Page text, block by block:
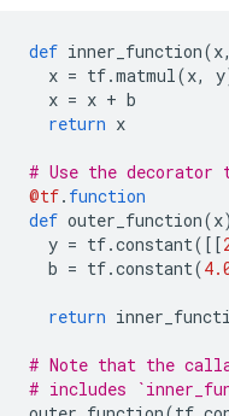
def inner_function(x,
x = tf.matmul(x, y
x = x + b
return x
# Use the decorator
@tf. function
def outer_function(x
y = tf.constant([[
b = tf.constant(
return
# Note that the
# includes